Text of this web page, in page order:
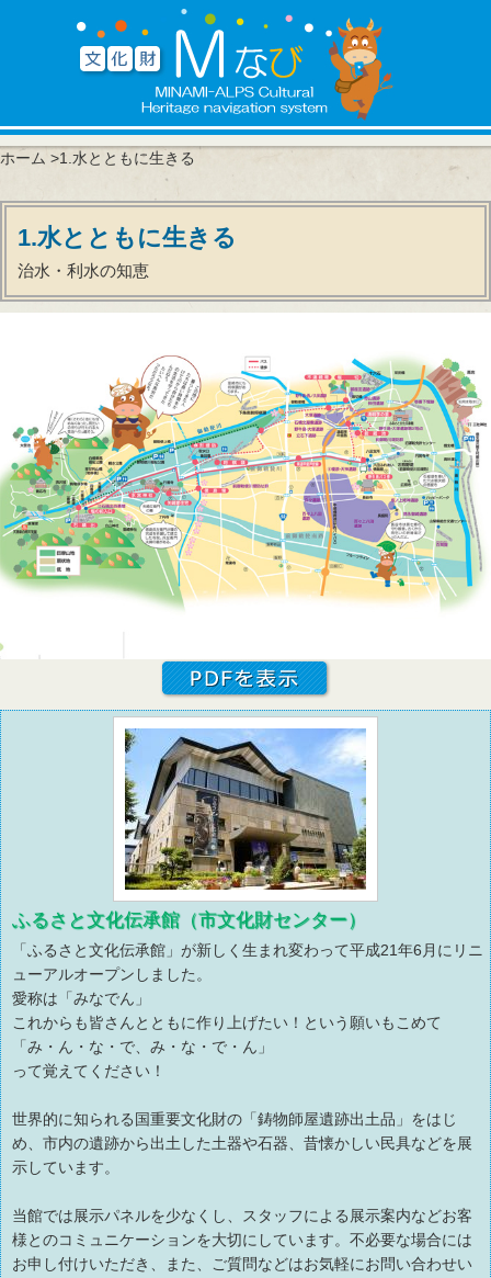
ホーム >1.水とともに生きる
1.水とともに生きる
治水・利水の知恵
ふるさと文化伝承館（市文化財センター）
「ふるさと文化伝承館」が新しく生まれ変わって平成21年6月にリニ
ューアルオープンしました。
愛称は「みなでん」
これからも皆さんとともに作り上げたい！という願いもこめて
「み・ん・な・で、み・な・で・ん」
って覚えてください！
世界的に知られる国重要文化財の「鋳物師屋遺跡出土品」をはじ
め、市内の遺跡から出土した土器や石器、昔懐かしい民具などを展
示しています。
当館では展示パネルを少なくし、スタッフによる展示案内などお客
様とのコミュニケーションを大切にしています。不必要な場合には
お申し付けいただき、また、ご質問などはお気軽にお問い合わせい